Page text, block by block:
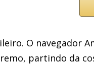
O navegador
partindo da